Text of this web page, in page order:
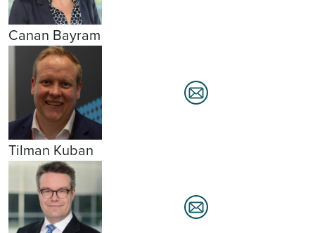
Canan Bayram
Tilman Kuban